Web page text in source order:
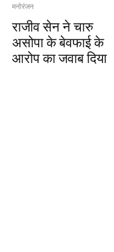
मनोरंजन
राजीव सेन ने चारु
असोपा के बेवफाई के
आरोप का जवाब दिया